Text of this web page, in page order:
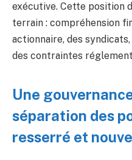
exécutive. Cette position
terrain : compréhension
actionnaire, des
des contraintes
Une
séparation des
resserré et